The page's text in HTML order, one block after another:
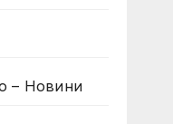
– Новини